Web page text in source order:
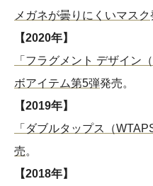
メガネが曇りにくいマスク
【2020年】
「フラグメント デザイン
ボアイテム第5弾発売。
【2019年】
「ダブルタップス（
売。
【2018年】